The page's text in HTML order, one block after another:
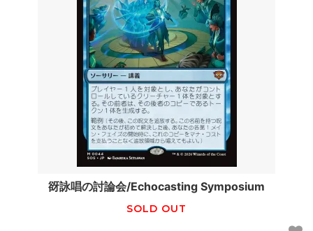
谺詠唱の討論会/Echocasting Symposium
SOLD OUT